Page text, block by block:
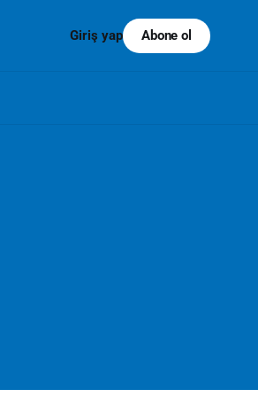
Giriş yap Abone ol